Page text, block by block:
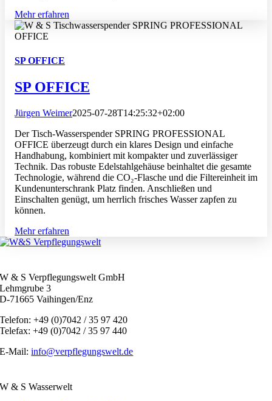
Mehr erfahren
SP OFFICE
SP OFFICE
Jürgen Weimer2025-07-28T14:25:32+02:00
Der Tisch-Wasserspender SPRING PROFESSIONAL
OFFICE überzeugt durch ein klares Design und einfache
Handhabung, kombiniert mit kompakter und zuverlässiger
Technik. Das robuste Edelstahlgehäuse beinhaltet die gesamte
Technologie, während die CO₂-Flasche und die Filtereinheit im
Kundenunterschrank Platz finden. Anschließen und
Einschalten genügt, um herrlich frisches Wasser zapfen zu
können.
Mehr erfahren
W & S Verpflegungswelt GmbH
Lehmgrube 3
D-71665 Vaihingen/Enz
Telefon: +49 (0)7042 / 35 97 420
Telefax: +49 (0)7042 / 35 97 440
E-Mail:info@verpflegungswelt.de
W & S Wasserwelt